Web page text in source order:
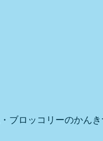
ブロッコリーのかん